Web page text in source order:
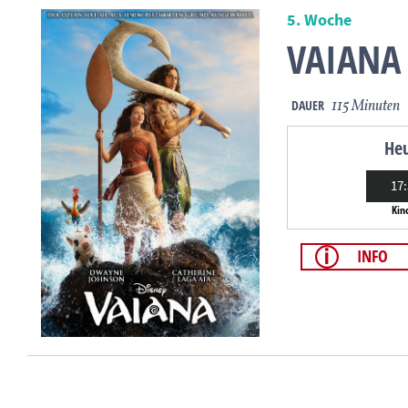
5. Woche
DAUER 115 Minuten
INFO